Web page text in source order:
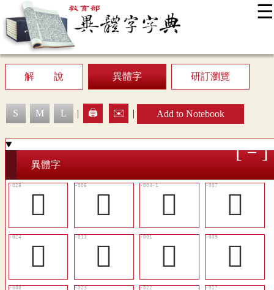
☰
::: News
Display Mode
Sitemap
解 說
異體字 研訂瀏覽
S M L | 🖨️ ✉️ | Add to Notebook
異體字
𠦜 𠩽 󱰑
𠪌
󱰞
󱰕 𠪛
󱰓